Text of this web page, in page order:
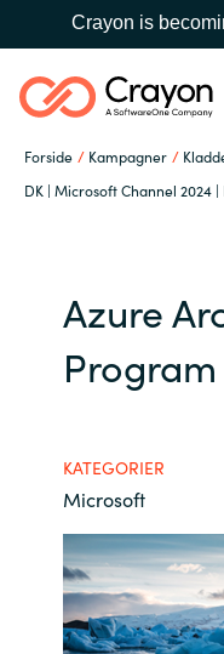
Crayon is
Forside Kampagner
DK | Microsoft Channel 2024
Søg
Om os
Viden
Karriere
Azure
Program
KATEGORIER
Microsoft